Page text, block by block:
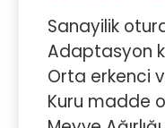
Sanayilik
Adaptasyon
Orta erkenci
Kuru madde